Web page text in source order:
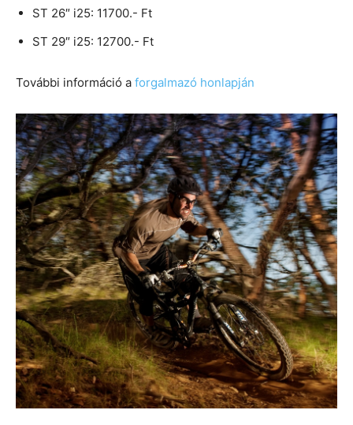
ST 26″ i25: 11700.- Ft
ST 29″ i25: 12700.- Ft
További információ a forgalmazó honlapján